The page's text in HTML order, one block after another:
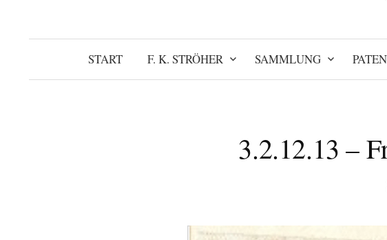
START F. K. STRÖHER SAMMLUNG PATEN
3.2.12.13 –